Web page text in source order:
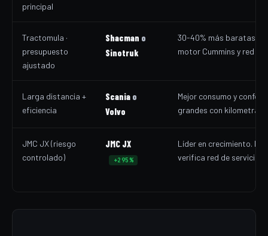
principal
Tractomula ·
presupuesto
ajustado
Shacman o
Sinotruk
30-40% más baratas
motor Cummins y red
Larga distancia +
eficiencia
Scania o
Volvo
Mejor consumo y
grandes con kilometraje
JMC JX (riesgo
controlado)
JMC JX
+295%
Líder en crecimiento.
verifica red de servicio